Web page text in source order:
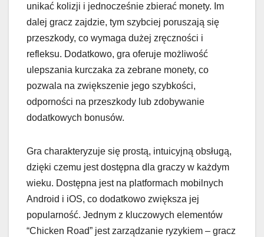
unikać kolizji i jednocześnie zbierać monety. Im
dalej gracz zajdzie, tym szybciej poruszają się
przeszkody, co wymaga dużej zręczności i
refleksu. Dodatkowo, gra oferuje możliwość
ulepszania kurczaka za zebrane monety, co
pozwala na zwiększenie jego szybkości,
odporności na przeszkody lub zdobywanie
dodatkowych bonusów.
Gra charakteryzuje się prostą, intuicyjną obsługą,
dzięki czemu jest dostępna dla graczy w każdym
wieku. Dostępna jest na platformach mobilnych
Android i iOS, co dodatkowo zwiększa jej
popularność. Jednym z kluczowych elementów
“Chicken Road” jest zarządzanie ryzykiem – gracz